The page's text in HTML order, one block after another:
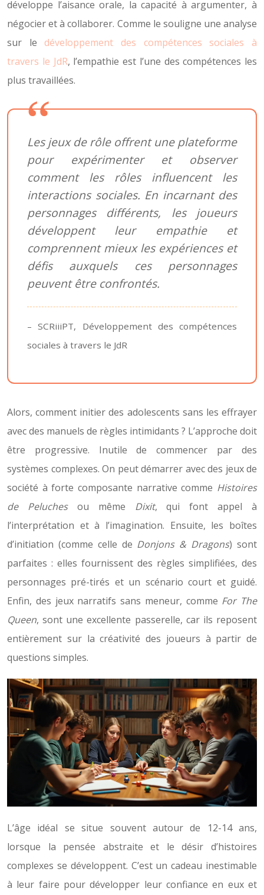
développe l’aisance orale, la capacité à argumenter, à
négocier et à collaborer. Comme le souligne une analyse
sur le développement des compétences sociales à
travers le JdR, l’empathie est l’une des compétences les
plus travaillées.
Les jeux de rôle offrent une plateforme
pour expérimenter et observer
comment les rôles influencent les
interactions sociales. En incarnant des
personnages différents, les joueurs
développent leur empathie et
comprennent mieux les expériences et
défis auxquels ces personnages
peuvent être confrontés.
– SCRiiiPT, Développement des compétences
sociales à travers le JdR
Alors, comment initier des adolescents sans les effrayer
avec des manuels de règles intimidants ? L’approche doit
être progressive. Inutile de commencer par des
systèmes complexes. On peut démarrer avec des jeux de
société à forte composante narrative comme Histoires
de Peluchesou même Dixit, qui font appel à
l’interprétation et à l’imagination. Ensuite, les boîtes
d’initiation (comme celle de Donjons & Dragons) sont
parfaites : elles fournissent des règles simplifiées, des
personnages pré-tirés et un scénario court et guidé.
Enfin, des jeux narratifs sans meneur, comme For The
Queen, sont une excellente passerelle, car ils reposent
entièrement sur la créativité des joueurs à partir de
questions simples.
L’âge idéal se situe souvent autour de 12-14 ans,
lorsque la pensée abstraite et le désir d’histoires
complexes se développent. C’est un cadeau inestimable
à leur faire pour développer leur confiance en eux et